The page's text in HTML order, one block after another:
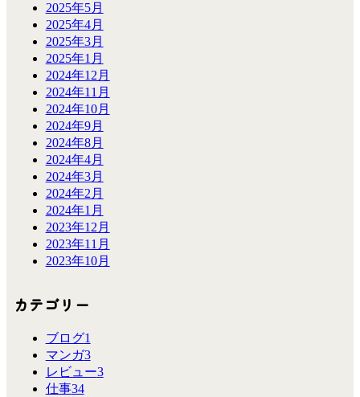
2025年5月
2025年4月
2025年3月
2025年1月
2024年12月
2024年11月
2024年10月
2024年9月
2024年8月
2024年4月
2024年3月
2024年2月
2024年1月
2023年12月
2023年11月
2023年10月
カテゴリー
ブログ1
マンガ3
レビュー3
仕事34